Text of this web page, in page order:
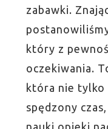
zabawki.
który z
oczekiwania.
która nie tylko
spędzony
nauki opieki